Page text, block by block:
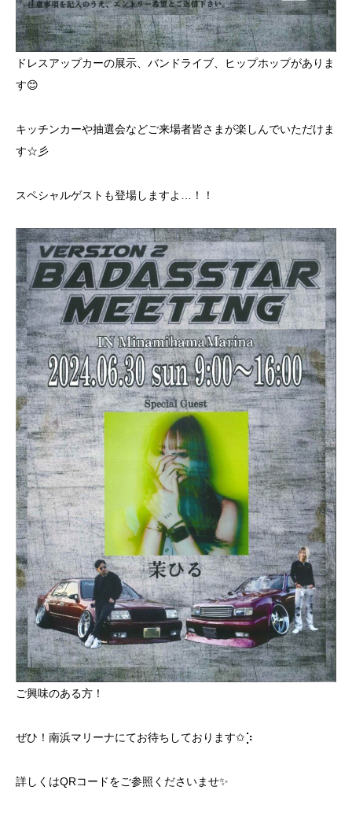
ドレスアップカーの展示、バンドライブ、ヒップホップがありま
す😊
キッチンカーや抽選会などご来場者皆さまが楽しんでいただけま
す☆彡
スペシャルゲストも登場しますよ…！！
ご興味のある方！
ぜひ！南浜マリーナにてお待ちしております✩⡱
詳しくはQRコードをご参照くださいませ✨